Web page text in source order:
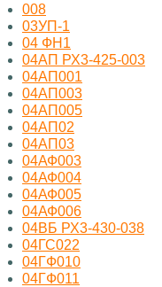
008
03УП-1
04 ФН1
04АП РХ3-425-003
04АП001
04АП003
04АП005
04АП02
04АП03
04АФ003
04АФ004
04АФ005
04АФ006
04ВБ РХ3-430-038
04ГС022
04ГФ010
04ГФ011